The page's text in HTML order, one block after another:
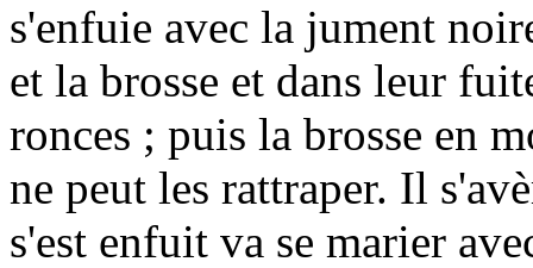
s'enfuie avec la jument
et la brosse et dans leur
ronces ; puis la brosse en
ne peut les rattraper. Il
s'est enfuit va se marier